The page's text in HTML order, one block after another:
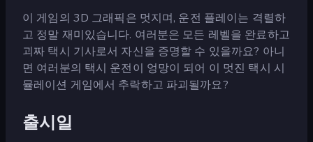
이 게임의 3D 그래픽은 멋지며, 운전 플레이는 격렬하
고 정말 재미있습니다. 여러분은 모든 레벨을 완료하고
괴짜 택시 기사로서 자신을 증명할 수 있을까요? 아니
면 여러분의 택시 운전이 엉망이 되어 이 멋진 택시 시
뮬레이션 게임에서 추락하고 파괴될까요?
출시일